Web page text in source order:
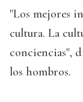
"Los mejores
cultura. La
conciencias",
los hombros.